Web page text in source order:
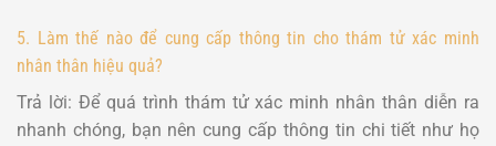
5. Làm thế nào để cung cấp thông tin cho thám tử xác minh
nhân thân hiệu quả?
Trả lời: Để quá trình thám tử xác minh nhân thân diễn ra
nhanh chóng, bạn nên cung cấp thông tin chi tiết như họ